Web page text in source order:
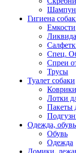
Гигиена
Емкости
Спец.
Спреи
Трусы
Туалет собаки
Коврики
Лотки
Пакеты
Одежда, обувь
Обувь
Одежда
Домики,